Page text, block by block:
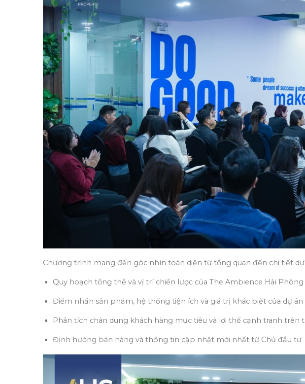
Chương trình mang đến góc nhìn toàn diện từ tổng quan đến chi tiết
Quy hoạch tổng thể và vị trí chiến lược của The Ambience Hải Phòng
Điểm nhấn sản phẩm, hệ thống tiện ích và giá trị khác biệt của dự án
Phân tích chân dung khách hàng mục tiêu và lợi thế cạnh tranh trên
Định hướng bán hàng và thông tin cập nhật mới nhất từ Chủ đầu tư